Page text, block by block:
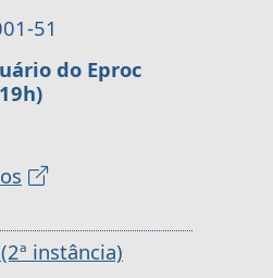
51
do Eproc
instância)